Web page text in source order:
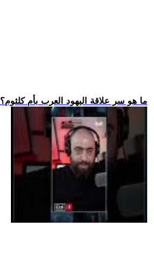
.. ما هو سر علاقة اليهود العرب بأم كلثوم؟